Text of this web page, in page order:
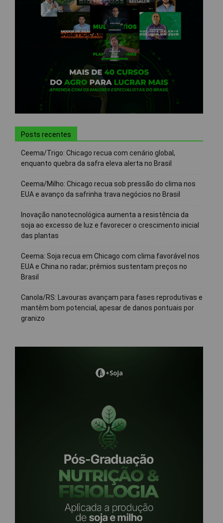
Posts recentes
Ceema/Trigo: Chicago recua com cenário global,
enquanto quebra da safra eleva alerta no Brasil
Ceema/Milho: Chicago recua sob pressão do clima nos
EUA e avanço da safrinha trava negócios no Brasil
Inovação nanotecnológica aumenta a resistência da
soja ao excesso de luz e favorecer o crescimento inicial
das plantas
Ceema: Soja recua em Chicago com clima favorável nos
EUA e China no radar; prêmios sustentam preços no
Brasil
Canola/RS: Lavouras avançam para fases reprodutivas e
mantêm bom potencial, apesar de danos pontuais por
granizo